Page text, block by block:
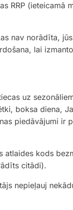
RRP
nav norādīta,
lai
uz
boksa diena,
piedāvājumi ir
atlaides kods
citādi).
nepieļauj